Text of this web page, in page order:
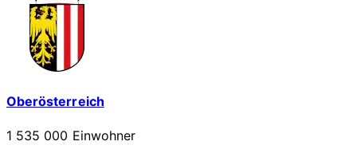
Oberösterreich
1 535 000 Einwohner